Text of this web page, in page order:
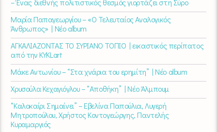
– Ένας διεθνής πολιτιστικός θεσμός γιορτάζει στη Σύρο​
Μαρία Παπαγεωργίου – «Ο Τελευταίος Αναλογικός
Άνθρωπος» | Νέο album
ΑΓΚΑΛΙΑΖΟΝΤΑΣ ΤΟ ΣΥΡΙΑΝΟ ΤΟΠΙΟ | εικαστικός περίπατος
από την KYKLart
Μάκε Αντωνίου – “Στα χνάρια του ερημίτη” | Νέο album
Χρυσούλα Κεχαγιόγλου – “Αποθήκη” | Νέο Άλμπουμ
“Καλοκαίρι Σημαίνει” – Εβελίνα Παπούλια, Λυγερή
Μητροπούλου, Χρήστος Κοντογεώργης, Παντελής
Κυραμαργιός